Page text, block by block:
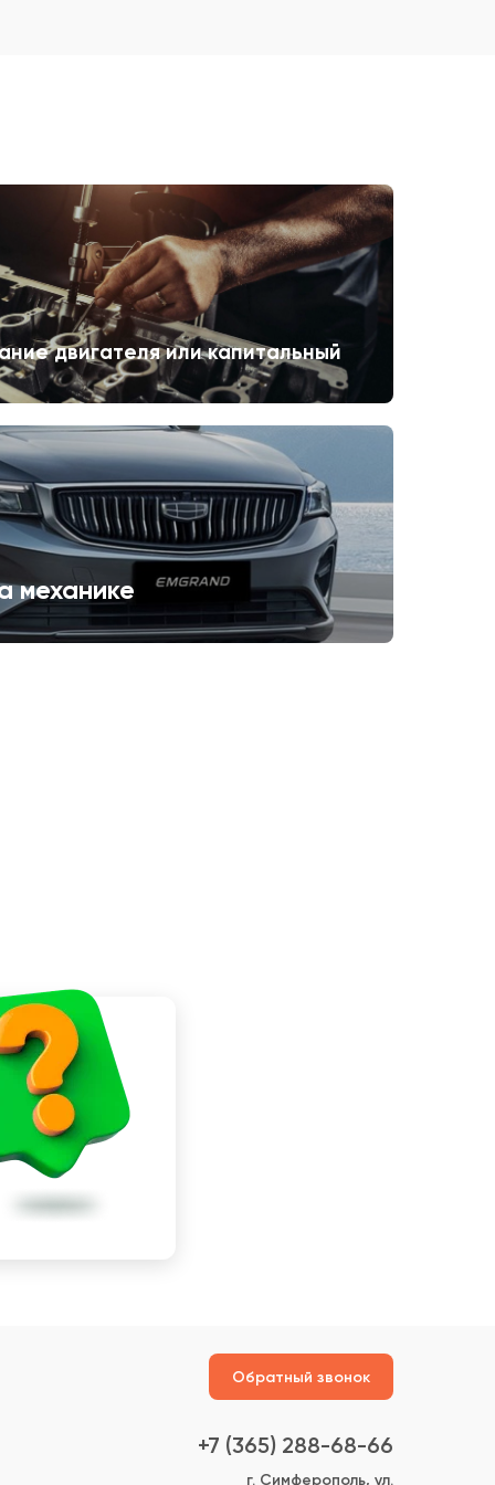
двигателя или капитальный
механике
Обратный звонок
+7 (365) 288-68-66
г. Симферополь, ул.